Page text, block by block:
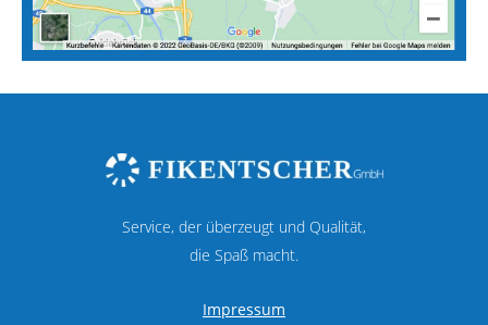
Service, der überzeugt und Qualität,
die Spaß macht.
Impressum